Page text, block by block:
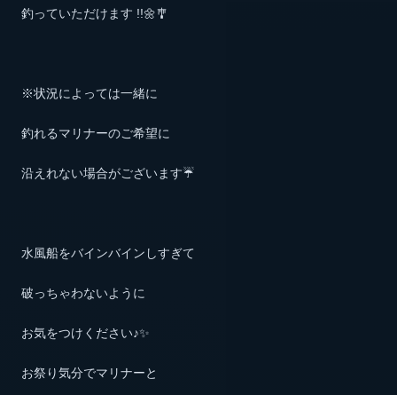
釣っていただけます !!🌼🎐
※状況によっては一緒に
釣れるマリナーのご希望に
沿えれない場合がございます☔️
水風船をバインバインしすぎて
破っちゃわないように
お気をつけください♪✨
お祭り気分でマリナーと